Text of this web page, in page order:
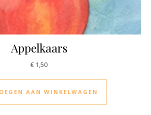
Appelkaars
€ 1,50
AAN WINKELWAGEN